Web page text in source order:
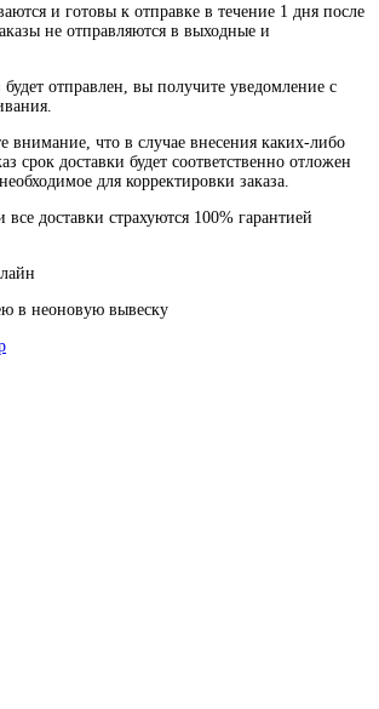
и готовы к отправке в течение 1 дня после
не отправляются в выходные и
будет отправлен вы получите уведомление с
внимание что в случае внесения каких-либо
срок доставки будет соответственно отложен
необходимое для корректировки заказа
все доставки страхуются 100% гарантией
в неоновую вывеску